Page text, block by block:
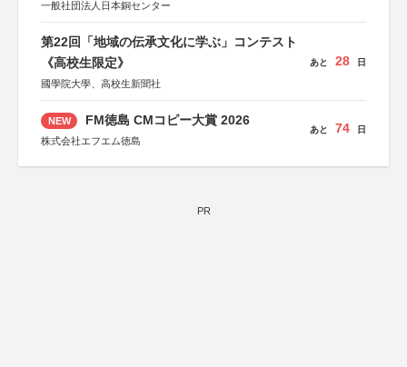
一般社団法人日本銅センター
第22回「地域の伝承文化に学ぶ」コンテスト
《高校生限定》
國學院大學、高校生新聞社
あと 28 日
NEW FM徳島 CMコピー大賞 2026
株式会社エフエム徳島
あと 74 日
PR